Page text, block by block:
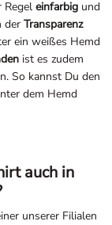
Regel einfarbig und
der Transparenz
ein weißes Hemd
ist es zudem
So kannst Du den
dem Hemd
auch in
unserer Filialen